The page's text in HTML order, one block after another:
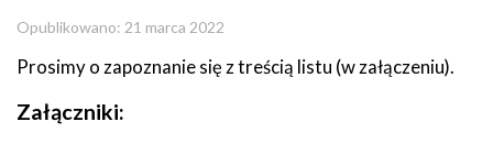
Opublikowano: 21 marca 2022
Prosimy o zapoznanie się z treścią listu (w załączeniu).
Załączniki: